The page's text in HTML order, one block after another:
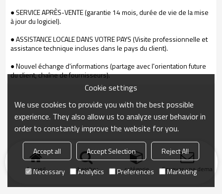
● SERVICE APRÈS-VENTE (garantie 14 mois, durée de vie de la mise
à jour du logiciel).
● ASSISTANCE LOCALE DANS VOTRE PAYS (Visite professionnelle et
assistance technique incluses dans le pays du client).
● Nouvel échange d'informations (partage avec l'orientation future
du client, chaîne de fournisseurs).
Accueil chercher catégorie Envoyer une
Cookie settings
We use cookies to provide you with the best possible
experience. They also allow us to analyze user behavior in
order to constantly improve the website for you.
Accept all Accept Selection
Reject All
Necessary
Analytics Preferences Marketing